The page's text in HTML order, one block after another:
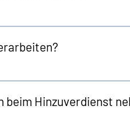
beim Hinzuverdienst